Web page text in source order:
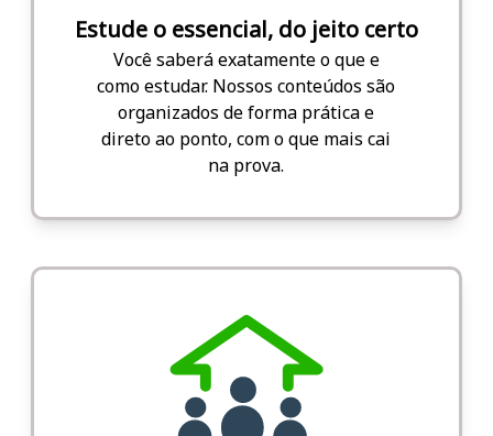
Estude o essencial, do jeito certo
Você saberá exatamente o que e
como estudar. Nossos conteúdos são
organizados de forma prática e
direto ao ponto, com o que mais cai
na prova.